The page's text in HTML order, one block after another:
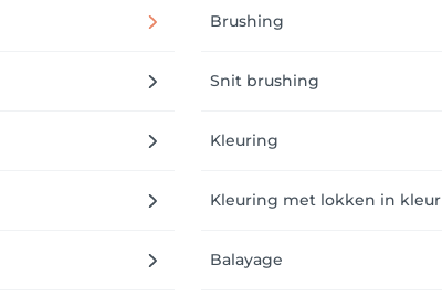
Brushing
Snit brushing
Kleuring
Kleuring met lokken in kleur
Balayage